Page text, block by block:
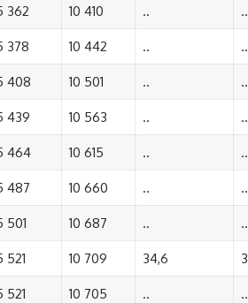
362 10 410 .. ..
378 10 442 .. ..
408 10 501 .. ..
439 10 563 .. ..
464 10 615 .. ..
487 10 660 .. ..
501 10 687 .. ..
521 10 709 34,6
521 10 705 .. ..